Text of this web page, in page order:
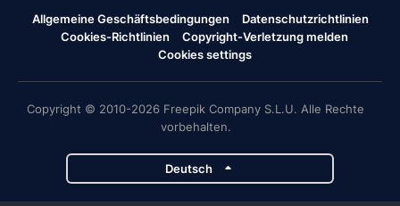
Allgemeine Geschäftsbedingungen
Datenschutzrichtlinien
Cookies-Richtlinien
Copyright-Verletzung melden
Cookies settings
Copyright © 2010-2026 Freepik Company S.L.U. Alle Rechte
vorbehalten.
Deutsch